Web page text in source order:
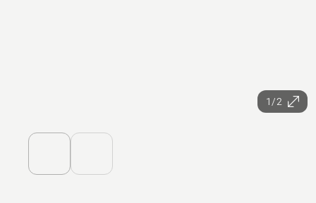
1/2